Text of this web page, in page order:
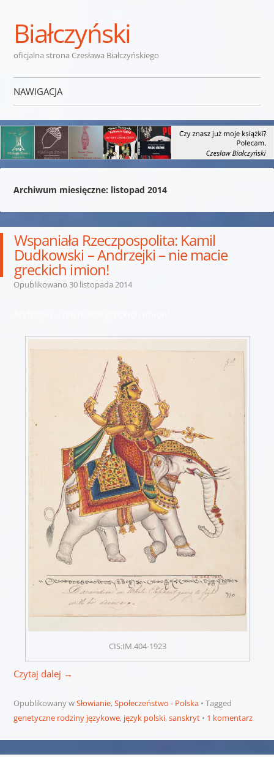
Białczyński
oficjalna strona Czesława Białczyńskiego
NAWIGACJA
Archiwum miesięczne: listopad 2014
Wspaniała Rzeczpospolita: Kamil
Dudkowski – Andrzejki – nie macie
greckich imion!
Opublikowano 30 listopada 2014
CIS:IM.404-1923
Czytaj dalej →
Opublikowany wSłowianie,Społeczeństwo - Polska
Tagged
genetyczne rodziny językowe, język polski,sanskryt 1 komentarz